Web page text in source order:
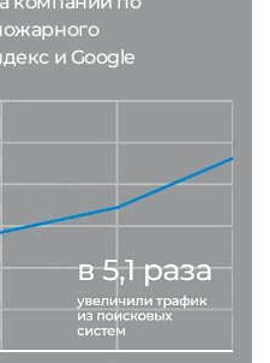
и Google